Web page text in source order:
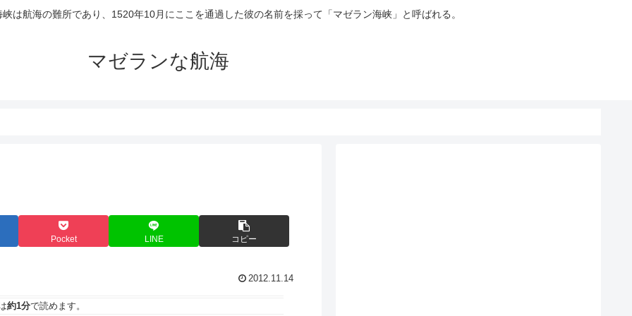
は航海の難所であり、1520年10月にここを通過した彼の名前を採って「マゼラン海峡」と呼ばれる。
マゼランな航海
Pocket LINE コピー
2012.11.14
約1分で読めます。